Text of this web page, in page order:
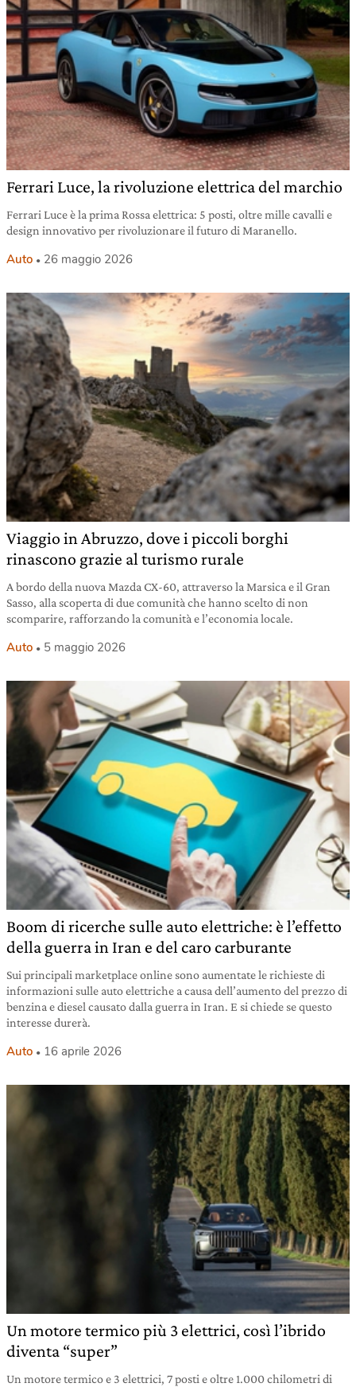
Ferrari Luce, la rivoluzione elettrica del marchio
Ferrari Luce è la prima Rossa elettrica: 5 posti, oltre mille cavalli e
design innovativo per rivoluzionare il futuro di Maranello.
Auto 26 maggio 2026
Viaggio in Abruzzo, dove i piccoli borghi
rinascono grazie al turismo rurale
A bordo della nuova Mazda CX-60, attraverso la Marsica e il Gran
Sasso, alla scoperta di due comunità che hanno scelto di non
scomparire, rafforzando la comunità e l’economia locale.
Auto 5 maggio 2026
Boom di ricerche sulle auto elettriche: è l’effetto
della guerra in Iran e del caro carburante
Sui principali marketplace online sono aumentate le richieste di
informazioni sulle auto elettriche a causa dell’aumento del prezzo di
benzina e diesel causato dalla guerra in Iran. E si chiede se questo
interesse durerà.
Auto 16 aprile 2026
Un motore termico più 3 elettrici, così l’ibrido
diventa “super”
Un motore termico e 3 elettrici, 7 posti e oltre 1.000 chilometri di